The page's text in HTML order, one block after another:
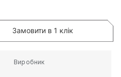
Замовити в 1 клік
Виробник